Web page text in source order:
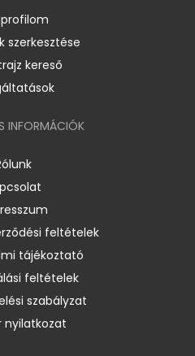
szerkesztése
kereső
INFORMÁCIÓK
feltételek
tájékoztató
feltételek
szabályzat
nyilatkozat